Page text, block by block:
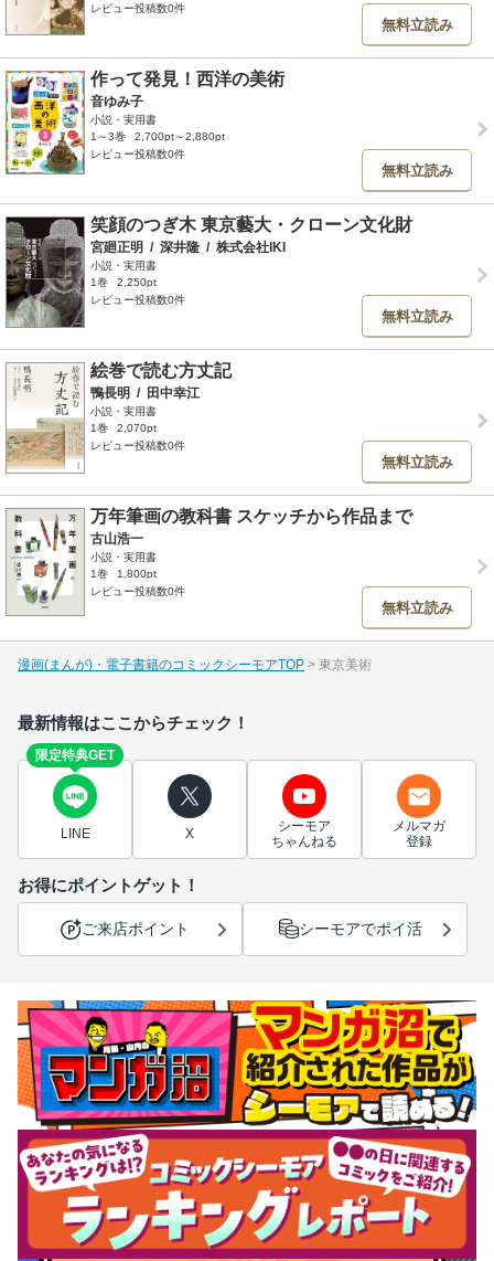
レビュー投稿数0件
無料立読み
作って発見！西洋の美術
音ゆみ子
小説・実用書
1～3巻
2,700pt～2,880pt
レビュー投稿数0件
無料立読み
笑顔のつぎ木 東京藝大・クローン文化財
宮廻正明 / 深井隆 / 株式会社IKI
小説・実用書
1巻
2,250pt
レビュー投稿数0件
無料立読み
絵巻で読む方丈記
鴨長明 / 田中幸江
小説・実用書
1巻
2,070pt
レビュー投稿数0件
無料立読み
万年筆画の教科書 スケッチから作品まで
古山浩一
小説・実用書
1巻
1,800pt
レビュー投稿数0件
無料立読み
漫画(まんが)・電子書籍のコミックシーモアTOP 東京美術
最新情報はここからチェック！
限定特典GET
LINE X
シーモア
ちゃんねる
メルマガ
登録
お得にポイントゲット！
ご来店ポイント シーモアでポイ活